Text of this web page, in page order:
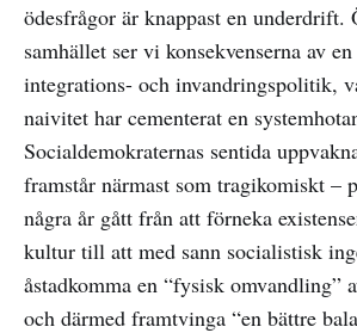
ödesfrågor är knappast en underdrift.
samhället ser vi konsekvenserna av
integrations- och invandringspolitik,
naivitet har cementerat en
Socialdemokraternas sentida
framstår närmast som tragikomiskt –
några år gått från att förneka
kultur till att med sann socialistisk
åstadkomma en “fysisk omvandling”
och därmed framtvinga “en bättre